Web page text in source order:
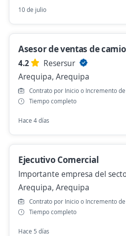
Ejecutivo comercial
Importante empresa del sector
Arequipa, Arequipa
Hace 3 días
Anterior
Nuevas ofertas de empleo
Empleos similares
Ejecutivo/a telefónico
10 de julio
Asesor de ventas de
4.2
Resersur
Arequipa, Arequipa
Contrato por Inicio o Incremento
Tiempo completo
Hace 4 días
Ejecutivo Comercial
Importante empresa del
Arequipa, Arequipa
Contrato por Inicio o Incremento
Tiempo completo
Hace 5 días